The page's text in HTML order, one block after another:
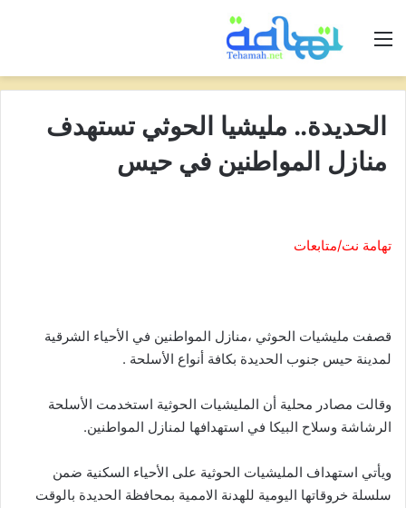
القائمة
الحديدة.. مليشيا الحوثي تستهدف
منازل المواطنين في حيس
تهامة نت/متابعات
قصفت مليشيات الحوثي ،منازل المواطنين في الأحياء الشرقية
لمدينة حيس جنوب الحديدة بكافة أنواع الأسلحة .
وقالت مصادر محلية أن المليشيات الحوثية استخدمت الأسلحة
الرشاشة وسلاح البيكا في استهدافها لمنازل المواطنين.
ويأتي استهداف المليشيات الحوثية على الأحياء السكنية ضمن
سلسلة خروقاتها اليومية للهدنة الاممية بمحافظة الحديدة بالوقت